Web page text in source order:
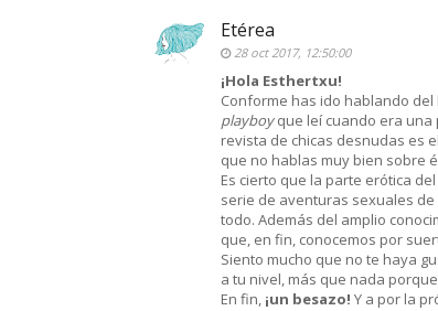
Etérea
28 oct 2017, 12:50:00
¡Hola Esthertxu!
Conforme has ido hablando
playboyque leí cuando era una
revista de chicas desnudas es
que no hablas muy bien sobre
Es cierto que la parte erótica
serie de aventuras sexuales
todo. Además del amplio
que, en fin, conocemos por
Siento mucho que no te haya
a tu nivel, más que nada
En fin, ¡un besazo! Y a por la